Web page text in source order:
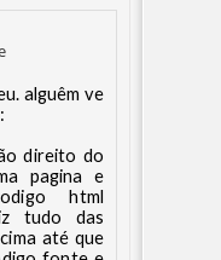
alguêm ve
direito do
pagina e
html
tudo das
até que